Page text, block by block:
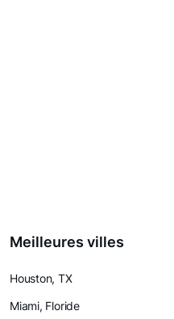
Meilleures villes
Houston, TX
Miami, Floride